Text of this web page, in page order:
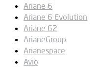
Ariane 6
Ariane 6 Evolution
Ariane 62
ArianeGroup
Arianespace
Avio